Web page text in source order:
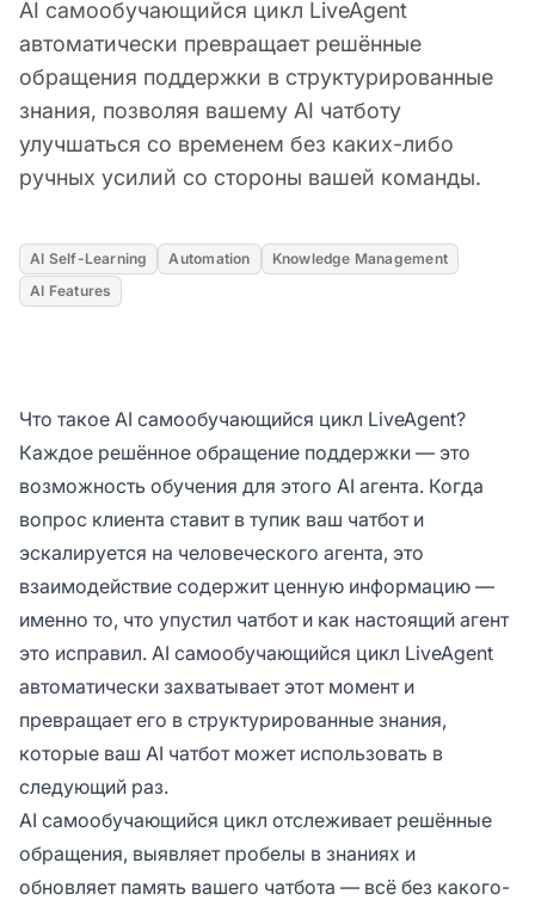
AI самообучающийся цикл LiveAgent
автоматически превращает решённые
обращения поддержки в структурированные
знания, позволяя вашему AI чатботу
улучшаться со временем без каких-либо
ручных усилий со стороны вашей команды.
AI Self-Learning Automation
Knowledge Management
AI Features
Что такое AI самообучающийся цикл LiveAgent?
Каждое решённое обращение поддержки — это
возможность обучения для этого AI агента. Когда
вопрос клиента ставит в тупик ваш чатбот и
эскалируется на человеческого агента, это
взаимодействие содержит ценную информацию —
именно то, что упустил чатбот и как настоящий агент
это исправил. AI самообучающийся цикл LiveAgent
автоматически захватывает этот момент и
превращает его в структурированные знания,
которые ваш AI чатбот может использовать в
следующий раз.
AI самообучающийся цикл отслеживает решённые
обращения, выявляет пробелы в знаниях и
обновляет память вашего чатбота — всё без какого-